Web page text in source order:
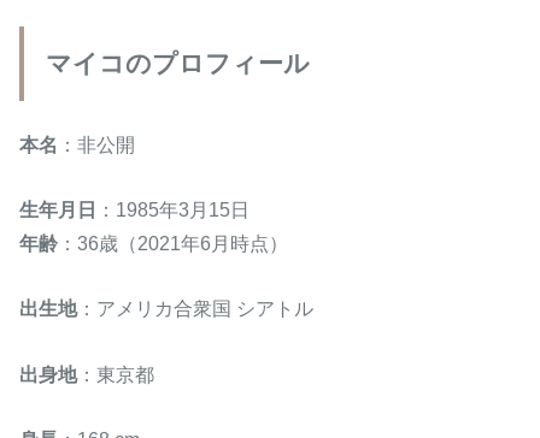
マイコのプロフィール
本名 ：非公開
生年月日
：1985年3月15日
年齢 ：36歳（2021年6月時点）
出生地：アメリカ合衆国 シアトル
出身地：東京都